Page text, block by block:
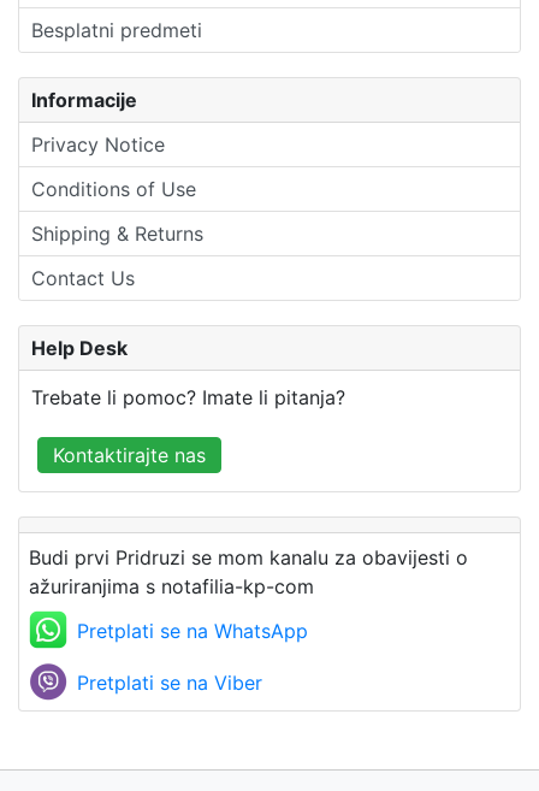
Besplatni predmeti
Informacije
Privacy Notice
Conditions of Use
Shipping & Returns
Contact Us
Help Desk
Trebate li pomoc? Imate li pitanja?
Kontaktirajte nas
Budi prvi Pridruzi se mom kanalu za obavijesti o
ažuriranjima s notafilia-kp-com
Pretplati se na WhatsApp
Pretplati se na Viber